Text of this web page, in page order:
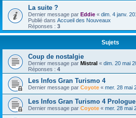
La suite ?
Dernier message par Eddie « dim. 4 janv.
Publié dans Accueil des Nouveaux
Réponses : 3
Sujets
Coup de nostalgie
Dernier message par Mistral « dim. 20 mai
Réponses : 4
Les Infos Gran Turismo 4
Dernier message par Coyote « mer. 28 mai
Les Infos Gran Turismo 4 Prologue
Dernier message par Coyote « mer. 28 mai